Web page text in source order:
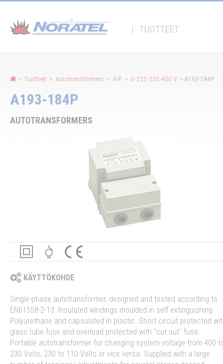
| TUOTTEET
> Tuotteet > Autotransformers > A-P > 0-225-235-400 V > A193-184P
A193-184P
AUTOTRANSFORMERS
KÄYTTÖKOHDE
Single-phase autotransformer, designed and tested according to
EN61558-2-13. Insulated windings moulded in self extinguishing
Polyurethane and capsulated in plastic. Short circuit protected
glass tube fuse and overload protected with "cut out" fuse.
Portable autotransformer for changing system voltage from 400
230 Volts, 230 to 110 Volts or vice versa. Supplied with a large
Evästeiden hallintapaneeli